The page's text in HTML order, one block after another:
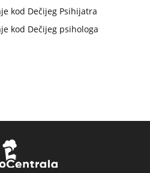
kod Dečijeg Psihijatra
kod Dečijeg psihologa